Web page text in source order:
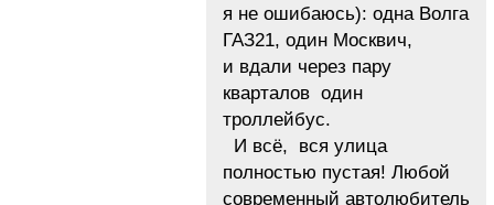
я не ошибаюсь): одна Волга
ГАЗ21, один Москвич,
и вдали через пару
кварталов один
троллейбус.
И всё, вся улица
полностью пустая! Любой
современный автолюбитель